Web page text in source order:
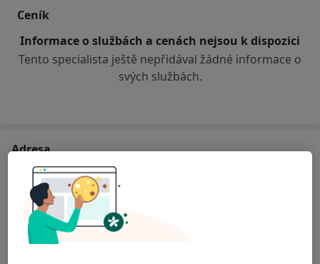
Ceník
Informace o službách a cenách nejsou k dispozici
Tento specialista ještě nepřidával žádné informace o
svých službách.
Adresa
Praktický lékař stomatolog
č.d. 569,Kunčice pod Ondřejníkem 73912